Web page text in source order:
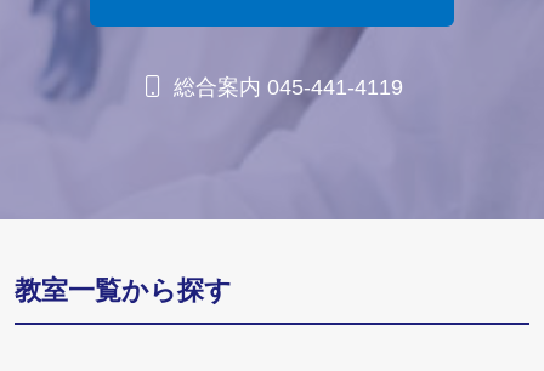
総合案内 045-441-4119
教室一覧から探す